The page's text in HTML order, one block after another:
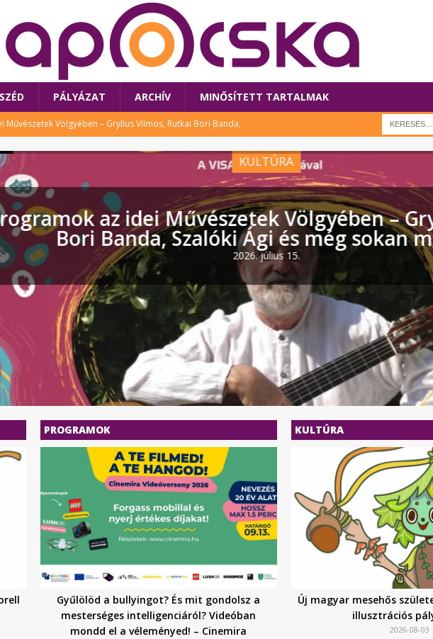
PÁLYÁZAT ARCHÍV MINŐSÍTETT TARTALMAK
Völgyében – Gryllus Vilmos, Rutkai Bori Banda,
az idei Művészetek Völgye
CSALÁD
Bori Bandájának az új lemeze – interjú Rutkai Borival – koncert az
író, költő idén a Művészetek Völgyében is fellép
KÖNYV
lezárult Sorell illusztrációs pályázata
idei Művészetek Völgyében – Gryllus
Szalóki Ági és még sokan mások
2026. július 15.
PROGRAMOK
Gyűlölöd a bullyingot? És mit gondolsz a
mesterséges intelligenciáról? Videóban
mondd el a véleményed! – Cinemira
KULTÚRA
Új magyar mesehős
illusztrációs
2026-08-03